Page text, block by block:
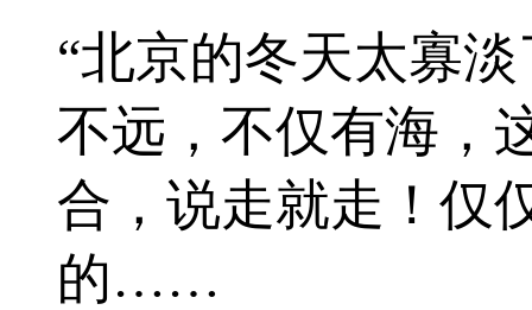
“北京的冬天太寡
不远，不仅有海，
合，说走就走！仅
的……